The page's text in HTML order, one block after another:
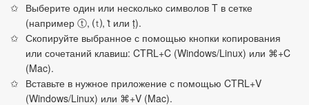
Выберите один или несколько символов T в сетке
(например ⓣ, ⒯, ṫ или ṭ).
Скопируйте выбранное с помощью кнопки копирования
или сочетаний клавиш: CTRL+C (Windows/Linux) или ⌘+C
(Mac).
Вставьте в нужное приложение с помощью CTRL+V
(Windows/Linux) или ⌘+V (Mac).